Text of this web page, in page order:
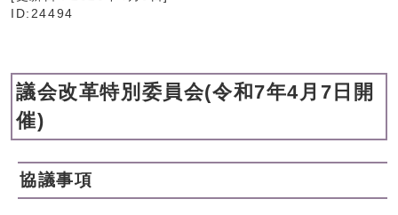
ID:24494
議会改革特別委員会(令和7年4月7日開
催)
協議事項